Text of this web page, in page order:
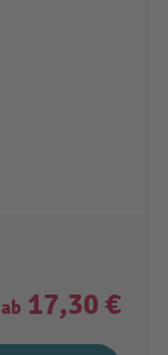
ab 17,30 €